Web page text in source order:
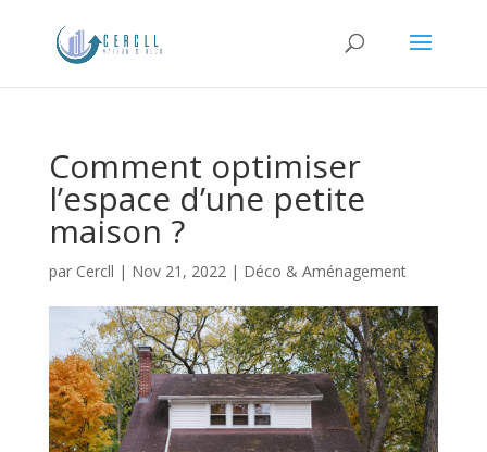
Comment optimiser
l’espace d’une petite
maison ?
par Cercll | Nov 21, 2022| Déco & Aménagement